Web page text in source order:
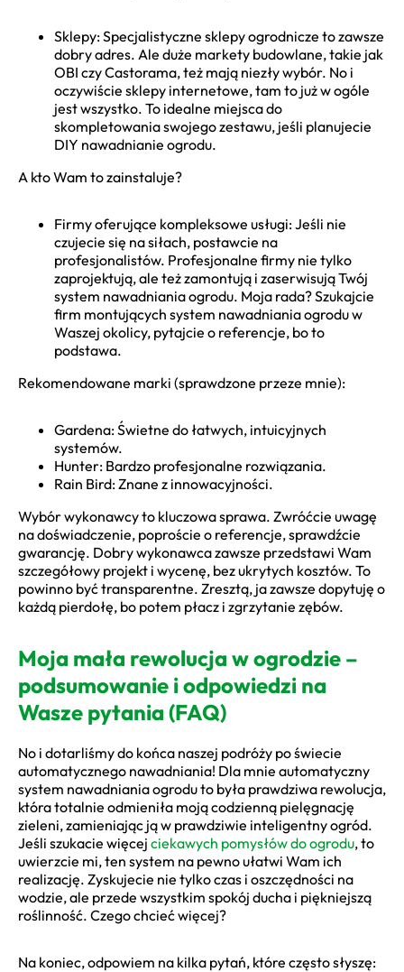
Sklepy: Specjalistyczne sklepy ogrodnicze to zawsze
dobry adres. Ale duże markety budowlane, takie jak
OBI czy Castorama, też mają niezły wybór. No i
oczywiście sklepy internetowe, tam to już w ogóle
jest wszystko. To idealne miejsca do
skompletowania swojego zestawu, jeśli planujecie
DIY nawadnianie ogrodu.
A kto Wam to zainstaluje?
Firmy oferujące kompleksowe usługi: Jeśli nie
czujecie się na siłach, postawcie na
profesjonalistów. Profesjonalne firmy nie tylko
zaprojektują, ale też zamontują i zaserwisują Twój
system nawadniania ogrodu. Moja rada? Szukajcie
firm montujących system nawadniania ogrodu w
Waszej okolicy, pytajcie o referencje, bo to
podstawa.
Rekomendowane marki (sprawdzone przeze mnie):
Gardena: Świetne do łatwych, intuicyjnych
systemów.
Hunter: Bardzo profesjonalne rozwiązania.
Rain Bird: Znane z innowacyjności.
Wybór wykonawcy to kluczowa sprawa. Zwróćcie uwagę
na doświadczenie, poproście o referencje, sprawdźcie
gwarancję. Dobry wykonawca zawsze przedstawi Wam
szczegółowy projekt i wycenę, bez ukrytych kosztów. To
powinno być transparentne. Zresztą, ja zawsze dopytuję o
każdą pierdołę, bo potem płacz i zgrzytanie zębów.
Moja mała rewolucja w ogrodzie –
podsumowanie i odpowiedzi na
Wasze pytania (FAQ)
No i dotarliśmy do końca naszej podróży po świecie
automatycznego nawadniania! Dla mnie automatyczny
system nawadniania ogrodu to była prawdziwa rewolucja,
która totalnie odmieniła moją codzienną pielęgnację
zieleni, zamieniając ją w prawdziwie inteligentny ogród.
Jeśli szukacie więcej ciekawych pomysłów do ogrodu, to
uwierzcie mi, ten system na pewno ułatwi Wam ich
realizację. Zyskujecie nie tylko czas i oszczędności na
wodzie, ale przede wszystkim spokój ducha i piękniejszą
roślinność. Czego chcieć więcej?
Na koniec, odpowiem na kilka pytań, które często słyszę: